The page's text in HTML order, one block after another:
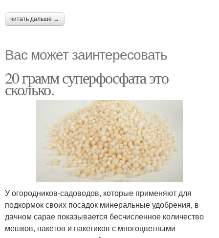
читать дальше →
Вас может заинтересовать
20 грамм суперфосфата это
сколько.
У огородников-садоводов, которые применяют для
подкормок своих посадок минеральные удобрения, в
дачном сарае показывается бесчисленное количество
мешков, пакетов и пакетиков с многоцветными